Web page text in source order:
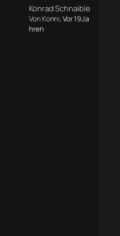
Konrad Schnaible
Von Konni, Vor 19 Ja
hren